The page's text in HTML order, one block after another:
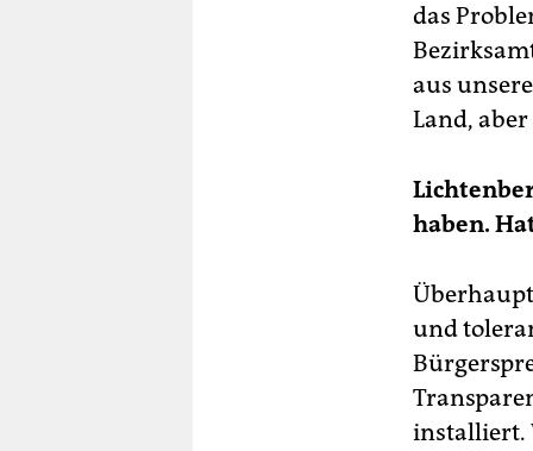
das
aus
Land,
haben.
und
installiert.